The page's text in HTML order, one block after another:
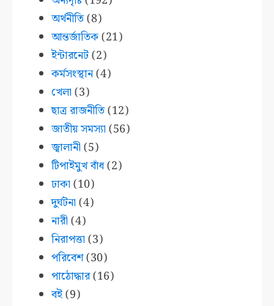
অর্থনীতি(8)
আন্তর্জাতিক(21)
ইন্টারনেট(2)
কর্মসংস্থান(4)
খেলা (3)
ছাত্র রাজনীতি(12)
জাতীয় সমস্যা (56)
জ্বালানী (5)
টিপাইমুখ বাঁধ(2)
ঢাকা (10)
দুর্ঘটনা (4)
নারী (4)
নিরাপত্তা (3)
পরিবেশ(30)
পাঠোদ্ধার(16)
বই(9)